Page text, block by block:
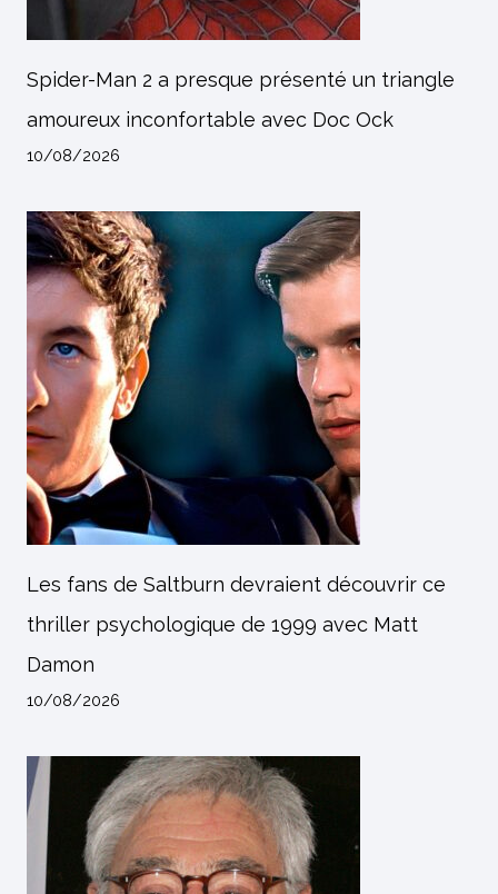
Spider-Man 2 a presque présenté un triangle
amoureux inconfortable avec Doc Ock
10/08/2026
Les fans de Saltburn devraient découvrir ce
thriller psychologique de 1999 avec Matt
Damon
10/08/2026